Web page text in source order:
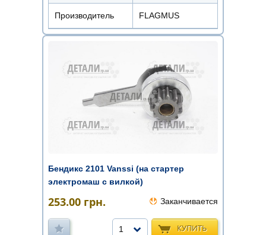
Производитель FLAGMUS
Бендикс 2101 Vanssi (на стартер
электромаш с вилкой)
253.00 грн. Заканчивается
КУПИТЬ
1